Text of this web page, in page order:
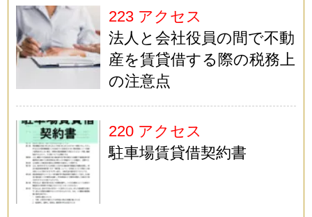
223 アクセス
法人と会社役員の間で不動
産を賃貸借する際の税務上
の注意点
220 アクセス
駐車場賃貸借契約書